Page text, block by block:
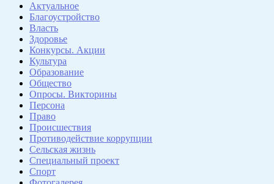
Актуальное
Благоустройство
Власть
Здоровье
Конкурсы. Акции
Культура
Образование
Общество
Опросы. Викторины
Персона
Право
Происшествия
Противодействие коррупции
Сельская жизнь
Специальный проект
Спорт